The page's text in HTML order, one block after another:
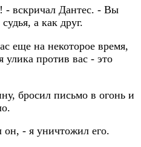
- вскричал Дантес. - Вы
а как друг.
еще на некоторое время,
улика против вас - это
бросил письмо в огонь и
- я уничтожил его.